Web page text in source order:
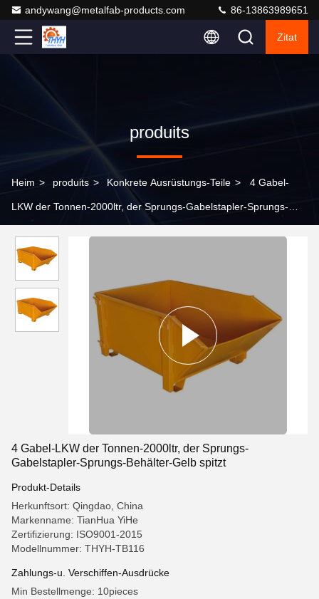
andywang@metalfab-products.com 86-13863989651
Zitat
produits
Heim > produits > Konkrete Ausrüstungs-Teile > 4 Gabel-
LKW der Tonnen-2000ltr, der Sprungs-Gabelstapler-Sprungs-
4 Gabel-LKW der Tonnen-2000ltr, der Sprungs-
Gabelstapler-Sprungs-Behälter-Gelb spitzt
Produkt-Details
Herkunftsort: Qingdao, China
Markenname: TianHua YiHe
Zertifizierung: ISO9001-2015
Modellnummer: THYH-TB116
Zahlungs-u. Verschiffen-Ausdrücke
Min Bestellmenge: 10pieces